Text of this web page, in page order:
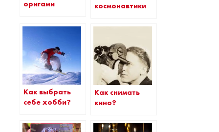
оригами
космонавтики
Как выбрать
себе хобби?
Как снимать
кино?